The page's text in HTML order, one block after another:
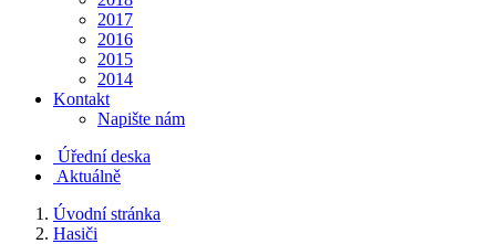
2017
2016
2015
2014
Kontakt
Napište nám
Úřední deska
Aktuálně
Úvodní stránka
Hasiči